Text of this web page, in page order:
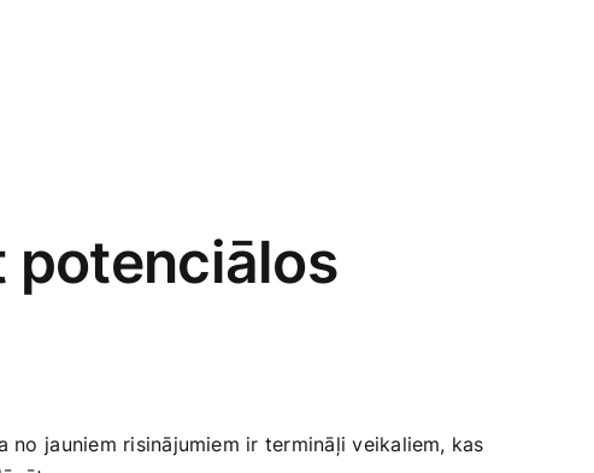
potenciālos
⁢jauniem risinājumiem ir termināļi ​veikaliem, kas